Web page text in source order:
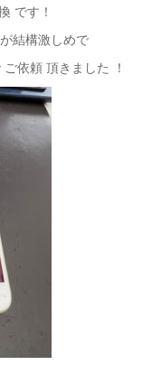
です！
結構激しめで
依頼 頂きました ！